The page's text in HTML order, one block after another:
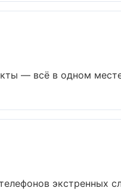
— всё в одном
экстренных